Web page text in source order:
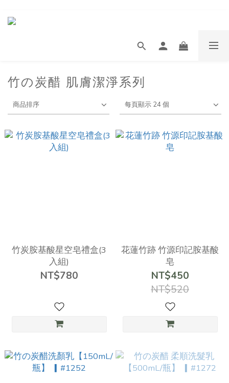
竹の炭醋 肌膚潔淨系列
商品排序 每頁顯示 24 個
竹炭胺基酸星空皂禮盒(3
入組)
NT$780
花蓮竹跡 竹源印記胺基酸
皂
NT$450
NT$520